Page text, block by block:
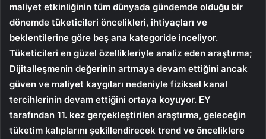
maliyet etkinliğinin tüm dünyada gündemde olduğu bir
dönemde tüketicileri öncelikleri, ihtiyaçları ve
beklentilerine göre beş ana kategoride inceliyor.
Tüketicileri en güzel özellikleriyle analiz eden araştırma;
Dijitalleşmenin değerinin artmaya devam ettiğini ancak
güven ve maliyet kaygıları nedeniyle fiziksel kanal
tercihlerinin devam ettiğini ortaya koyuyor. EY
tarafından 11. kez gerçekleştirilen araştırma, geleceğin
tüketim kalıplarını şekillendirecek trend ve önceliklere